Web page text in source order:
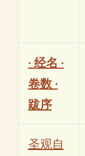
· 经名 ·
卷数 ·
跋序
圣观自